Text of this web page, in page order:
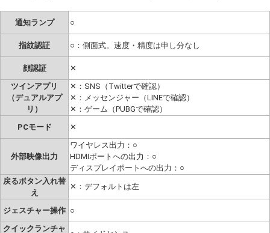
通知ランプ ○
指紋認証 ○：側面式。速度・精度は申し分なし
顔認証
✕
ツインアプリ
（デュアルアプ
リ）
✕：SNS（Twitterで確認）
✕：メッセンジャー（LINEで確認）
✕：ゲーム（PUBGで確認）
PCモード
✕
外部映像出力
ワイヤレス出力：○
HDMIポートへの出力：○
ディスプレイポートへの出力：○
戻るボタン入れ替
え
✕：デフォルトは左
ジェスチャー操作 ○
クイックランチャ